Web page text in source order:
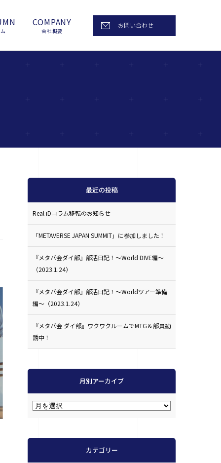
COMPANY
会社概要
お問い合わせ
最近の投稿
Real iDコラム移転のお知らせ
「METAVERSE JAPAN SUMMIT」に参加しました！
『メタバ会ダイ部』部活日記！〜World DIVE編〜
（2023.1.24）
『メタバ会ダイ部』部活日記！〜Worldツアー準備
編〜（2023.1.24）
『メタバ会 ダイ部』ワクワクルームでMTG＆部員勧
誘中！
月別アーカイブ
カテゴリー